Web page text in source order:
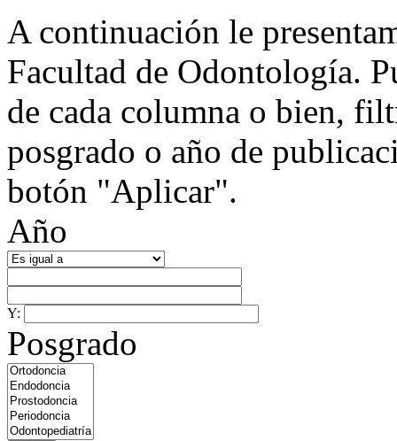
A continuación le
Facultad de Odontología.
de cada columna o bien,
posgrado o año de
botón "Aplicar".
Año
Y:
Posgrado